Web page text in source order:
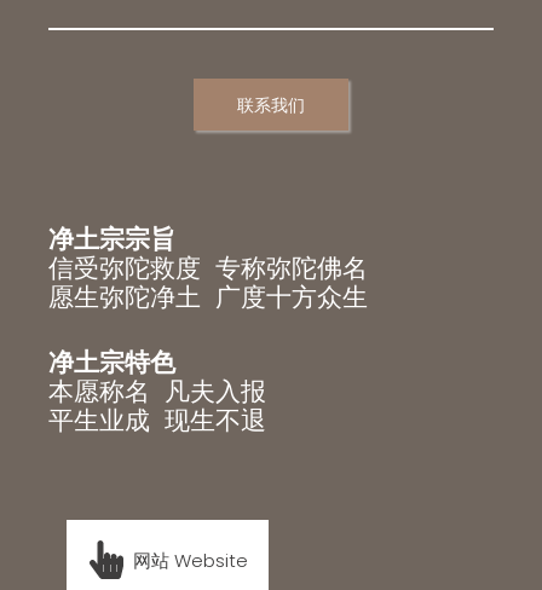
联系我们
净土宗宗旨
信受弥陀救度 专称弥陀佛名
愿生弥陀净土 广度十方众生
净土宗特色
本愿称名 凡夫入报
平生业成 现生不退
网站 Website